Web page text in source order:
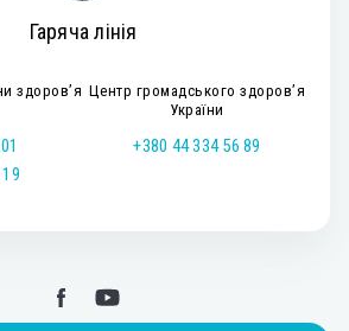
Гаряча лінія
здоров’я Центр громадського здоров’я
України
+380 44 334 56 89